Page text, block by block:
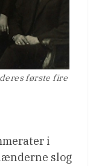
første fire
i
slog